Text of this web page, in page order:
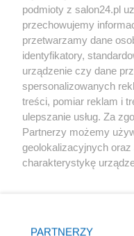
Społeczeństwo
Kultura
X Facebook
podmioty z salon24.pl
przechowujemy
przetwarzamy dane
identyfikatory,
urządzenie czy dane
spersonalizowanych
treści, pomiar reklam i
ulepszanie usług. Za
Partnerzy możemy
geolokalizacyjnych
charakterystykę
zmienić/wycofać
PARTNERZY